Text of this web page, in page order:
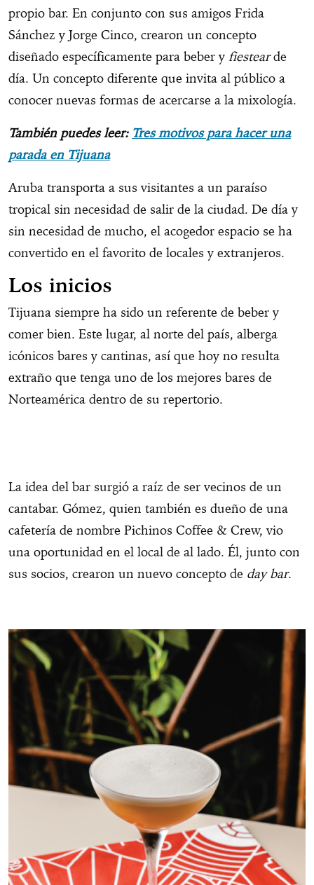
propio bar. En conjunto con sus amigos Frida
Sánchez y Jorge Cinco, crearon un concepto
diseñado específicamente para beber y fiestearde
día. Un concepto diferente que invita al público a
conocer nuevas formas de acercarse a la mixología.
También puedes leer: Tres motivos para hacer una
parada en Tijuana
Aruba transporta a sus visitantes a un paraíso
tropical sin necesidad de salir de la ciudad. De día y
sin necesidad de mucho, el acogedor espacio se ha
convertido en el favorito de locales y extranjeros.
Los inicios
Tijuana siempre ha sido un referente de beber y
comer bien. Este lugar, al norte del país, alberga
icónicos bares y cantinas, así que hoy no resulta
extraño que tenga uno de los mejores bares de
Norteamérica dentro de su repertorio.
La idea del bar surgió a raíz de ser vecinos de un
cantabar. Gómez, quien también es dueño de una
cafetería de nombre Pichinos Coffee & Crew, vio
una oportunidad en el local de al lado. Él, junto con
sus socios, crearon un nuevo concepto de day bar.